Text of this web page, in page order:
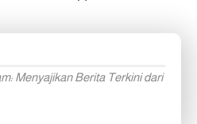
Menyajikan Berita Terkini dari